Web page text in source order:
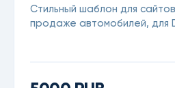
Стильный шаблон для
продаже автомобилей, для